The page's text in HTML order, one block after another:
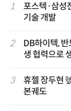
1
포스텍·삼성
기술 개발
2
DB하이텍,
생 협력으로
3
휴젤 장두현
본궤도